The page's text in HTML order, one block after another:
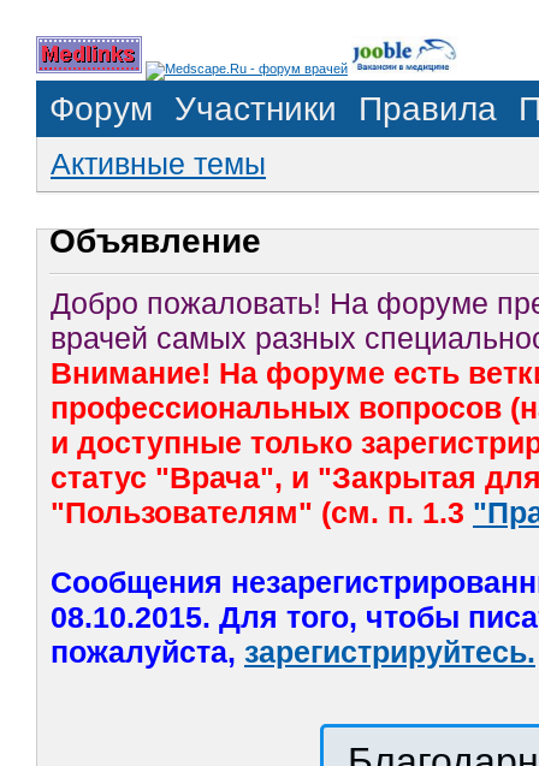
Форум Участники Правила
Активные темы
Объявление
Добро пожаловать! На форуме
врачей самых разных
Внимание! На форуме есть
профессиональных вопросов
и доступные только
статус "Врача", и "Закрытая
"Пользователям" (см. п. 1.3
Сообщения
08.10.2015. Для того, чтобы
пожалуйста, зарегистрируйтесь.